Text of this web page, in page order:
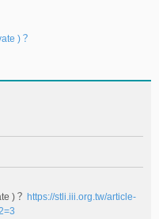
)？
)？ https://stli.iii.org.tw/article-